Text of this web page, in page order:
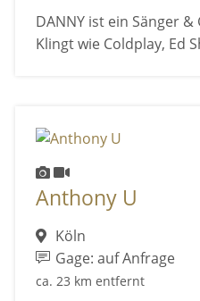
DANNY ist ein Sänger
Klingt wie Coldplay, Ed
Anthony U
Köln
Gage: auf Anfrage
ca. 23 km entfernt